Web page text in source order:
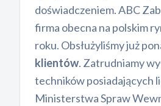
doświadczeniem. ABC
firma obecna na polskim
roku. Obsłużyliśmy już
klientów. Zatrudniamy
techników posiadających
Ministerstwa Spraw